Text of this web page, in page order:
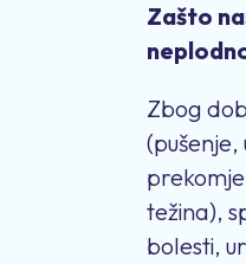
Zašto
Zbog
(pušenje,
težina),
bolesti,